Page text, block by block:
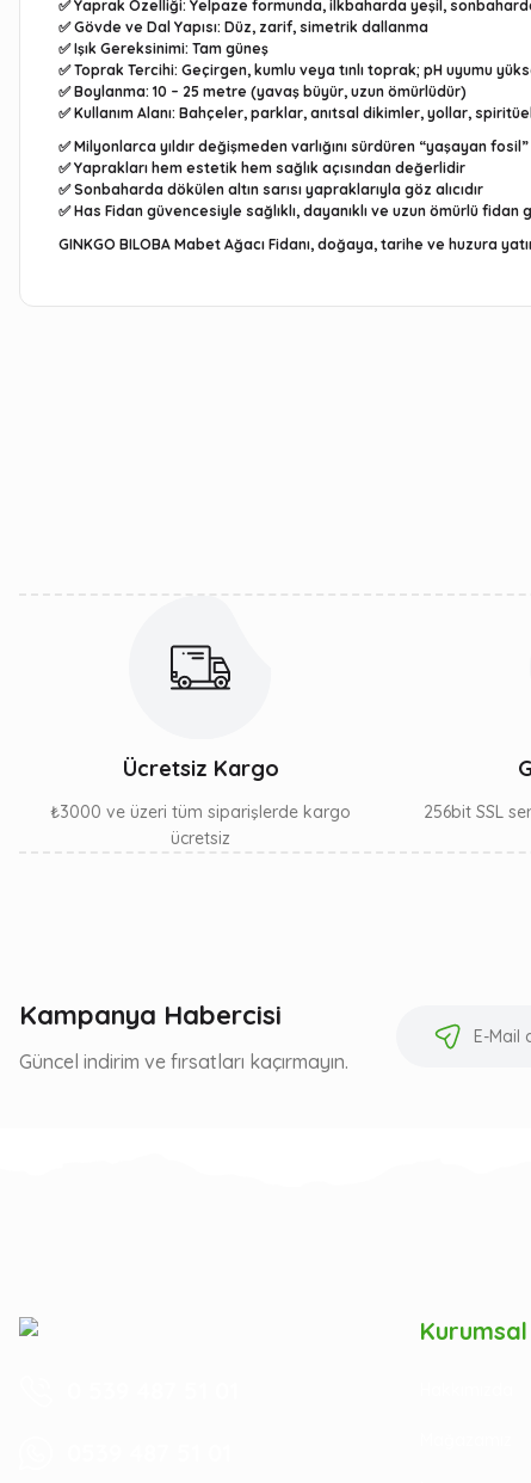
✅Yaprak Özelliği: Yelpaze formunda, ilkbaharda yeşil, sonbaharda
✅Gövde ve Dal Yapısı: Düz, zarif, simetrik dallanma
✅Işık Gereksinimi: Tam güneş
✅Toprak Tercihi: Geçirgen, kumlu veya tınlı toprak; pH uyumu
✅Boylanma: 10 – 25 metre (yavaş büyür, uzun ömürlüdür)
✅Kullanım Alanı: Bahçeler, parklar, anıtsal dikimler, yollar,
✅ Milyonlarca yıldır değişmeden varlığını sürdüren “yaşayan
✅ Yaprakları hem estetik hem sağlık açısından değerlidir
✅ Sonbaharda dökülen altın sarısı yapraklarıyla göz alıcıdır
✅ Has Fidan güvencesiyle sağlıklı, dayanıklı ve uzun ömürlü fidan
GINKGO BILOBA Mabet Ağacı Fidanı, doğaya, tarihe ve huzura
Ücretsiz Kargo
₺3000 ve üzeri tüm siparişlerde kargo
ücretsiz
256bit SSL
Kampanya Habercisi
Güncel indirim ve fırsatları kaçırmayın.
Kurumsal